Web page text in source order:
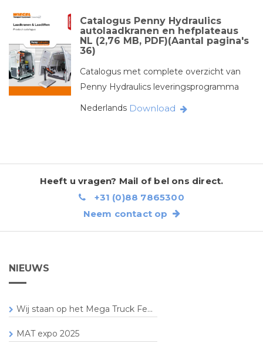
Catalogus Penny Hydraulics
autolaadkranen en hefplateaus
NL (2,76 MB, PDF)(Aantal pagina's
36)
Catalogus met complete overzicht van
Penny Hydraulics leveringsprogramma
Nederlands Download
Heeft u vragen? Mail of bel ons direct.
+31 (0)88 7865300
Neem contact op
NIEUWS
Wij staan op het Mega Truck Fe...
MAT expo 2025